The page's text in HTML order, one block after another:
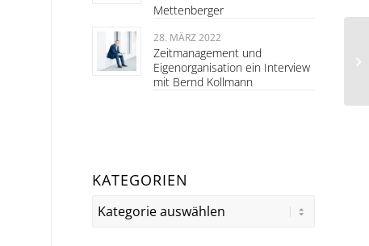
Mettenberger
28. MÄRZ 2022
Zeitmanagement und
Eigenorganisation ein Interview
mit Bernd Kollmann
KATEGORIEN